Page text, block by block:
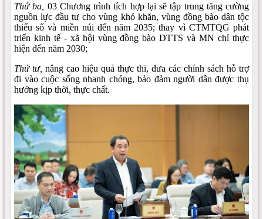
Thứ ba, 03 Chương trình tích hợp lại sẽ tập trung tăng cường
nguồn lực đầu tư cho vùng khó khăn, vùng đồng bào dân tộc
thiểu số và miền núi đến năm 2035; thay vì CTMTQG phát
triển kinh tế - xã hội vùng đồng bào DTTS và MN chỉ thực
hiện đến năm 2030;
Thứ tư, nâng cao hiệu quả thực thi, đưa các chính sách hỗ trợ
đi vào cuộc sống nhanh chóng, bảo đảm người dân được thụ
hưởng kịp thời, thực chất.